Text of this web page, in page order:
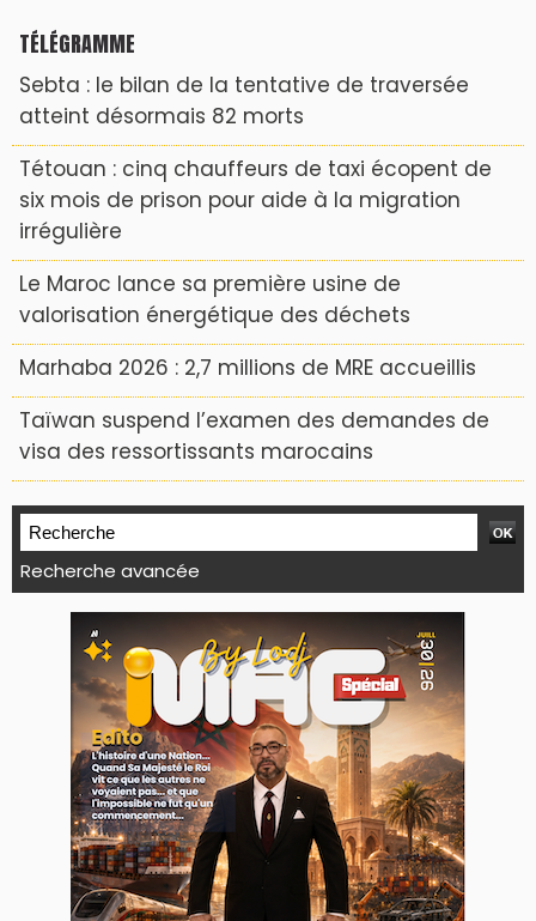
TÉLÉGRAMME
Sebta : le bilan de la tentative de traversée
atteint désormais 82 morts
Tétouan : cinq chauffeurs de taxi écopent de
six mois de prison pour aide à la migration
irrégulière
Le Maroc lance sa première usine de
valorisation énergétique des déchets
Marhaba 2026 : 2,7 millions de MRE accueillis
Taïwan suspend l’examen des demandes de
visa des ressortissants marocains
Recherche avancée